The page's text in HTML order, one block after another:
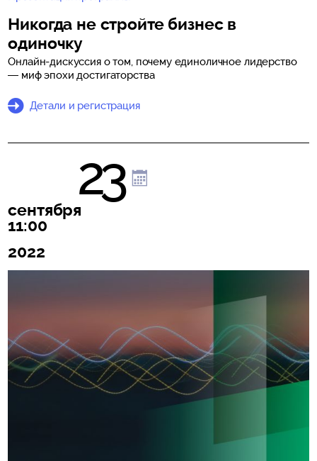
Никогда не стройте бизнес в
одиночку
Онлайн-дискуссия о том, почему единоличное лидерство
— миф эпохи достигаторства
Детали и регистрация
23
сентября
11:00
2022